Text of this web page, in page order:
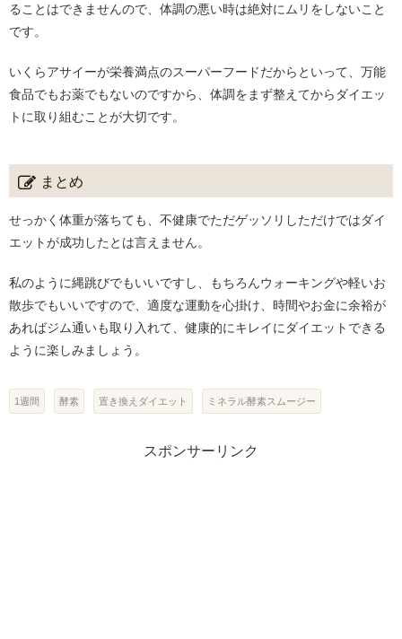
ることはできませんので、体調の悪い時は絶対にムリをしないこと
です。
いくらアサイーが栄養満点のスーパーフードだからといって、万能
食品でもお薬でもないのですから、体調をまず整えてからダイエッ
トに取り組むことが大切です。
まとめ
せっかく体重が落ちても、不健康でただゲッソリしただけではダイ
エットが成功したとは言えません。
私のように縄跳びでもいいですし、もちろんウォーキングや軽いお
散歩でもいいですので、適度な運動を心掛け、時間やお金に余裕が
あればジム通いも取り入れて、健康的にキレイにダイエットできる
ように楽しみましょう。
1週間 酵素 置き換えダイエット ミネラル酵素スムージー
スポンサーリンク